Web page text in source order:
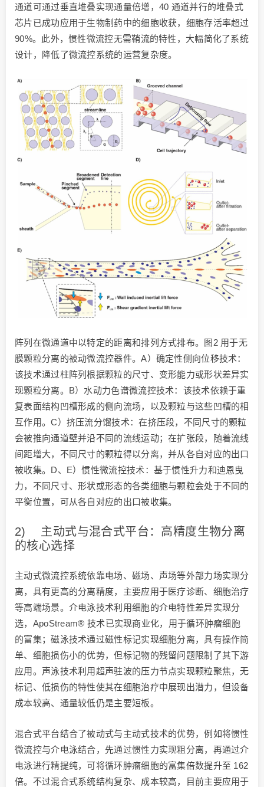
通道可通过垂直堆叠实现通量倍增，40 通道并行的堆叠式
芯片已成功应用于生物制药中的细胞收获，细胞存活率超过
90%。此外，惯性微流控无需鞘流的特性，大幅简化了系统
设计，降低了微流控系统的运营复杂度。
阵列在微通道中以特定的距离和排列方式排布。图2 用于无
膜颗粒分离的被动微流控器件。A）确定性侧向位移技术：
该技术通过柱阵列根据颗粒的尺寸、变形能力或形状差异实
现颗粒分离。B）水动力色谱微流控技术：该技术依赖于重
复表面结构凹槽形成的侧向流场，以及颗粒与这些凹槽的相
互作用。C）挤压流分馏技术：在挤压段，不同尺寸的颗粒
会被推向通道壁并沿不同的流线运动；在扩张段，随着流线
间距增大，不同尺寸的颗粒得以分离，并从各自对应的出口
被收集。D、E）惯性微流控技术：基于惯性升力和迪恩曳
力，不同尺寸、形状或形态的各类细胞与颗粒会处于不同的
平衡位置，可从各自对应的出口被收集。
2) 主动式与混合式平台：高精度生物分离
的核心选择
主动式微流控系统依靠电场、磁场、声场等外部力场实现分
离，具有更高的分离精度，主要应用于医疗诊断、细胞治疗
等高端场景。介电泳技术利用细胞的介电特性差异实现分
选，ApoStream® 技术已实现商业化，用于循环肿瘤细胞
的富集；磁泳技术通过磁性标记实现细胞分离，具有操作简
单、细胞损伤小的优势，但标记物的残留问题限制了其下游
应用。声泳技术利用超声驻波的压力节点实现颗粒聚焦，无
标记、低损伤的特性使其在细胞治疗中展现出潜力，但设备
成本较高、通量较低仍是主要短板。
混合式平台结合了被动式与主动式技术的优势，例如将惯性
微流控与介电泳结合，先通过惯性力实现粗分离，再通过介
电泳进行精提纯，可将循环肿瘤细胞的富集倍数提升至 162
倍。不过混合式系统结构复杂、成本较高，目前主要应用于